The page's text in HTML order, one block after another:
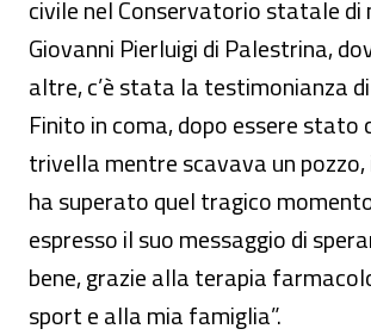
civile nel Conservatorio statale di
Giovanni Pierluigi di Palestrina,
altre, c’è stata la testimonianza
Finito in coma, dopo essere stato
trivella mentre scavava un
ha superato quel tragico
espresso il suo messaggio di
bene, grazie alla terapia
sport e alla mia famiglia”.